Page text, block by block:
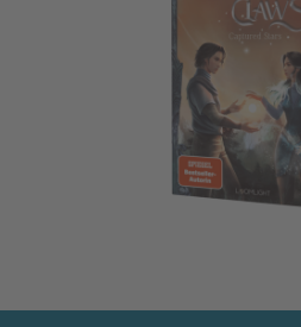
Honor & Claws 2: Captured Stars